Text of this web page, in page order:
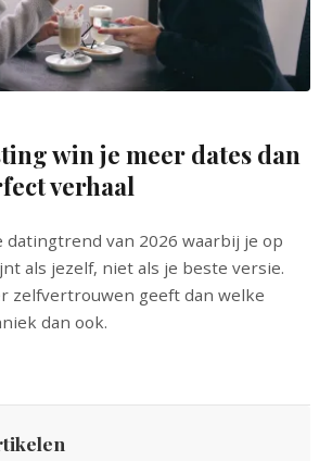
win je meer dates dan
verhaal
datingtrend van 2026 waarbij je op
als jezelf, niet als je beste versie.
zelfvertrouwen geeft dan welke
dan ook.